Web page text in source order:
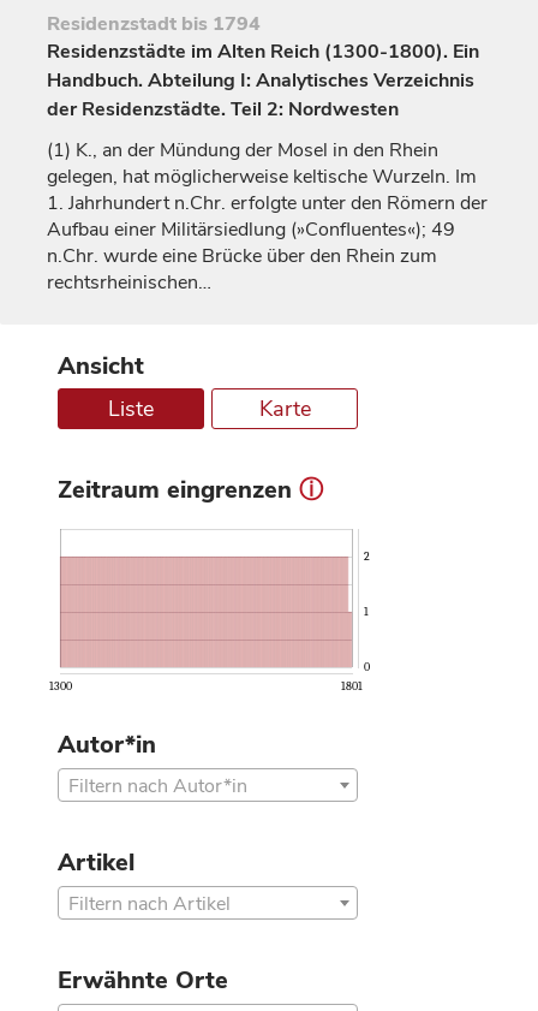
Residenzstadt bis 1794
Residenzstädte im Alten Reich (1300-1800). Ein
Handbuch. Abteilung I: Analytisches Verzeichnis
der Residenzstädte. Teil 2: Nordwesten
(1) K., an der Mündung der Mosel in den Rhein
gelegen, hat möglicherweise keltische Wurzeln. Im
1. Jahrhundertn.Chr. erfolgte unter den Römern der
Aufbau einer Militärsiedlung (»Confluentes«); 49
n.Chr. wurde eine Brücke über den Rhein zum
rechtsrheinischen…
Ansicht
Liste Karte
Zeitraum eingrenzen ⓘ
1300 1801
0
1
2
Autor*in
Filtern nach Autor*in
Artikel
Filtern nach Artikel
Erwähnte Orte